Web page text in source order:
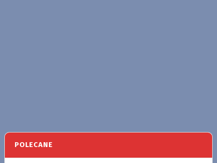
POLECANE